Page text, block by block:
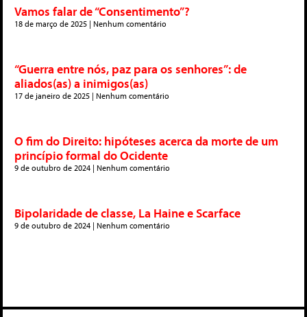
Vamos falar de “Consentimento”?
18 de março de 2025 Nenhum comentário
“Guerra entre nós, paz para os senhores”: de
aliados(as) a inimigos(as)
17 de janeiro de 2025 Nenhum comentário
O fim do Direito: hipóteses acerca da morte de um
princípio formal do Ocidente
9 de outubro de 2024 Nenhum comentário
Bipolaridade de classe, La Haine e Scarface
9 de outubro de 2024 Nenhum comentário